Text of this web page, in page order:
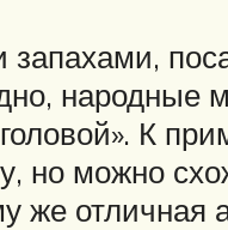
народные
К
но можно
же отличная